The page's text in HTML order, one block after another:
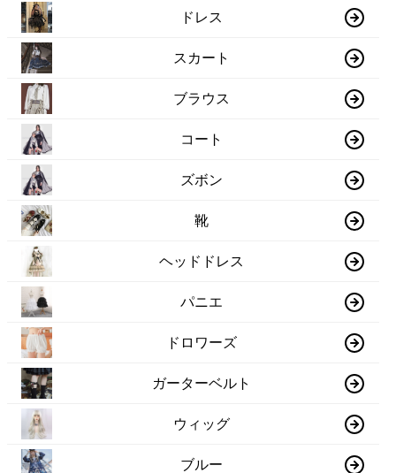
ドレス
スカート
ブラウス
コート
ズボン
靴
ヘッドドレス
パニエ
ドロワーズ
ガーターベルト
ウィッグ
ブルー